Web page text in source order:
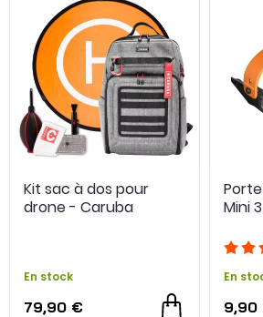
Kit sac à dos pour
drone - Caruba
En stock
79,90 €
Mini
En
9,90